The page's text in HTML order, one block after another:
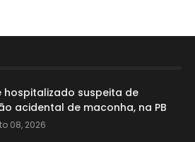
hospitalizado suspeita de
acidental de maconha, na PB
08, 2026